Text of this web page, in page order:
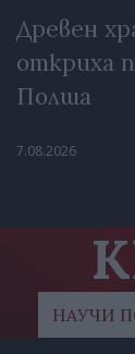
Древен
откриха
Полша
7.08.2026
НАУЧИ